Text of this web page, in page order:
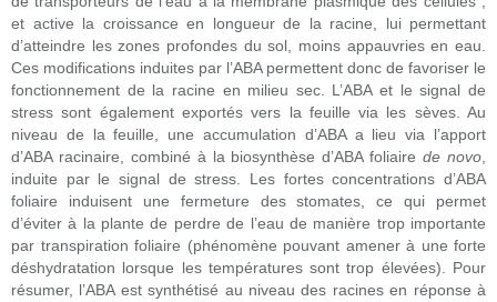
et active la croissance en longueur de la racine, lui permettant
d’atteindre les zones profondes du sol, moins appauvries en eau.
Ces modifications induites par l’ABA permettent donc de favoriser le
fonctionnement de la racine en milieu sec. L’ABA et le signal de
stress sont également exportés vers la feuille via les sèves. Au
niveau de la feuille, une accumulation d’ABA a lieu via l’apport
d’ABA racinaire, combiné à la biosynthèse d’ABA foliairede novo
induite par le signal de stress. Les fortes concentrations d’ABA
foliaire induisent une fermeture des stomates, ce qui permet
d’éviter à la plante de perdre de l’eau de manière trop importante
par transpiration foliaire (phénomène pouvant amener à une forte
déshydratation lorsque les températures sont trop élevées). Pour
résumer, l’ABA est synthétisé au niveau des racines en réponse à